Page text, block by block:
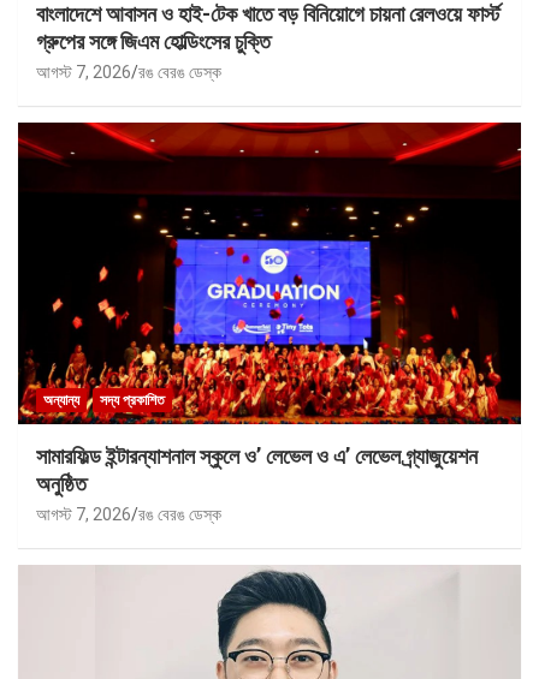
বাংলাদেশে আবাসন ও হাই-টেক খাতে বড় বিনিয়োগে চায়না রেলওয়ে ফার্স্ট
গ্রুপের সঙ্গে জিএম হোল্ডিংসের চুক্তি
আগস্ট 7, 2026 রঙ বেরঙ ডেস্ক
অন্যান্য সদ্য প্রকাশিত
সামারফিল্ড ইন্টারন্যাশনাল স্কুলে ও’ লেভেল ও এ’ লেভেল গ্র্যাজুয়েশন
অনুষ্ঠিত
আগস্ট 7, 2026 রঙ বেরঙ ডেস্ক